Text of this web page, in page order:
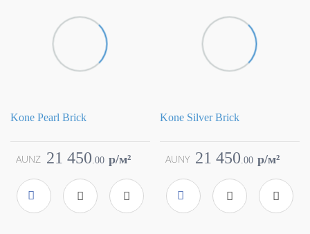
Kone Pearl Brick
Atlas Concorde
Страна
Италия
Размер
Цвет
серый
Поверхность
матовая
21 450.00 p/м²
AUNZ
Kone Silver Brick
Atlas Concorde
Страна
Италия
Размер
Цвет
серый
Поверхность
матовая
21 450.00 p/м²
AUNY